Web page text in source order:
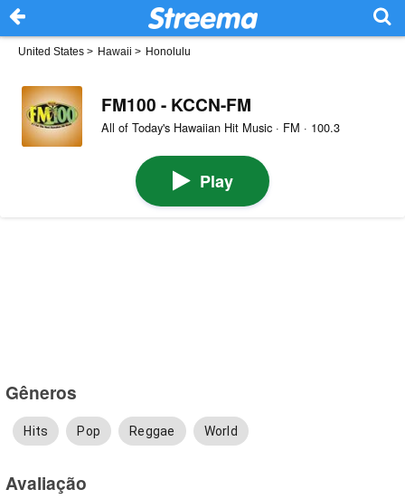
United States > Hawaii > Honolulu
FM100 - KCCN-FM
All of Today's Hawaiian Hit Music · FM · 100.3
Play
Gêneros
Hits Pop Reggae World
Avaliação